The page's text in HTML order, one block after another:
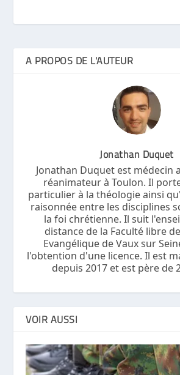
A PROPOS DE L'AUTEUR
Jonathan Duquet
Jonathan Duquet est médecin
réanimateur à Toulon. Il
particulier à la théologie ainsi
raisonnée entre les disciplines
la foi chrétienne. Il suit
distance de la Faculté libre
Evangélique de Vaux sur
l'obtention d'une licence. Il est
depuis 2017 et est père de
VOIR AUSSI